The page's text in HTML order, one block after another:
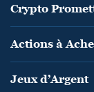
Crypto
Actions à
Jeux d’Argent